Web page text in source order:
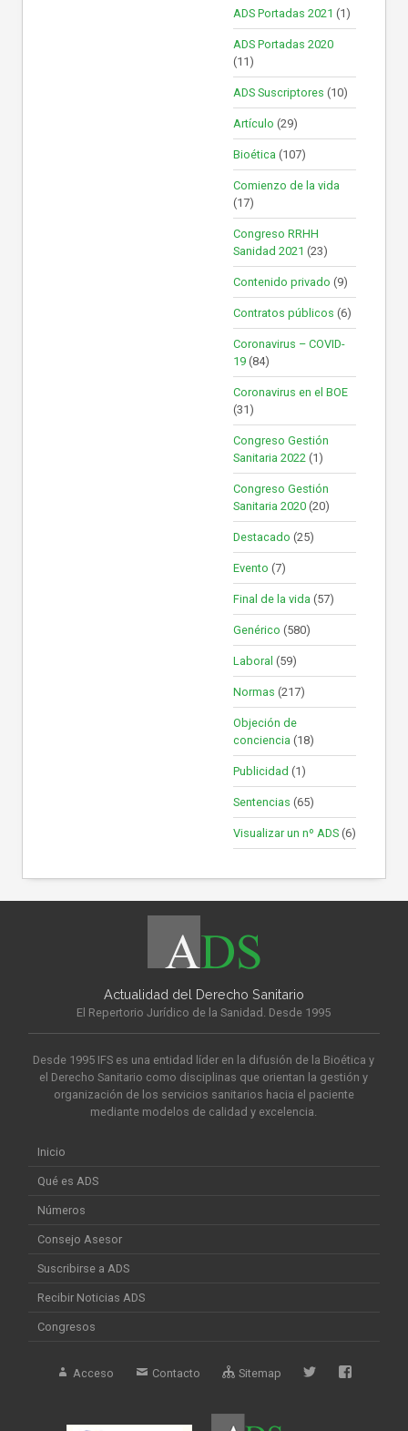
ADS Portadas 2021 (1)
ADS Portadas 2020
(11)
ADS Suscriptores (10)
Artículo (29)
Bioética (107)
Comienzo de la vida
(17)
Congreso RRHH
Sanidad 2021 (23)
Contenido privado (9)
Contratos públicos (6)
Coronavirus – COVID-
19 (84)
Coronavirus en el BOE
(31)
Congreso Gestión
Sanitaria 2022 (1)
Congreso Gestión
Sanitaria 2020 (20)
Destacado (25)
Evento (7)
Final de la vida (57)
Genérico (580)
Laboral (59)
Normas (217)
Objeción de
conciencia (18)
Publicidad (1)
Sentencias (65)
Visualizar un nº ADS (6)
Actualidad del Derecho Sanitario
El Repertorio Jurídico de la Sanidad. Desde 1995
Desde 1995 IFS es una entidad líder en la difusión de la Bioética y
el Derecho Sanitario como disciplinas que orientan la gestión y
organización de los servicios sanitarios hacia el paciente
mediante modelos de calidad y excelencia.
Inicio
Qué es ADS
Números
Consejo Asesor
Suscribirse a ADS
Recibir Noticias ADS
Congresos
Acceso Contacto Sitemap